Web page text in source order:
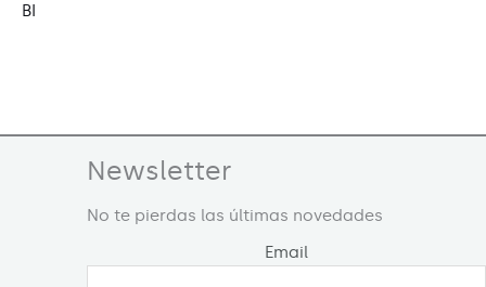
BI
Newsletter
No te pierdas las últimas novedades
Email